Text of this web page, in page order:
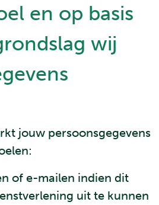
en op basis
wij
jouw persoonsgegevens
of e-mailen indien dit
uit te kunnen